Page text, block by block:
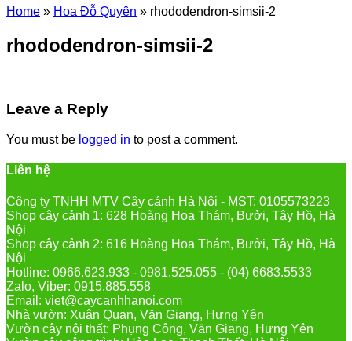
Home » Hoa Đỗ Quyên » rhododendron-simsii-2
rhododendron-simsii-2
Leave a Reply
You must be logged in to post a comment.
Liên hệ
Công ty TNHH MTV Cây cảnh Hà Nội - MST: 0105573223
Shop cây cảnh 1: 628 Hoàng Hoa Thám, Bưởi, Tây Hồ, Hà
Nội
Shop cây cảnh 2: 616 Hoàng Hoa Thám, Bưởi, Tây Hồ, Hà
Nội
Hotline: 0966.623.933 - 0981.525.055 - (04) 6683.5533
Zalo, Viber: 0915.885.558
Email: viet@caycanhhanoi.com
Nhà vườn: Xuân Quan, Văn Giang, Hưng Yên
Vườn cây nội thất: Phụng Công, Văn Giang, Hưng Yên